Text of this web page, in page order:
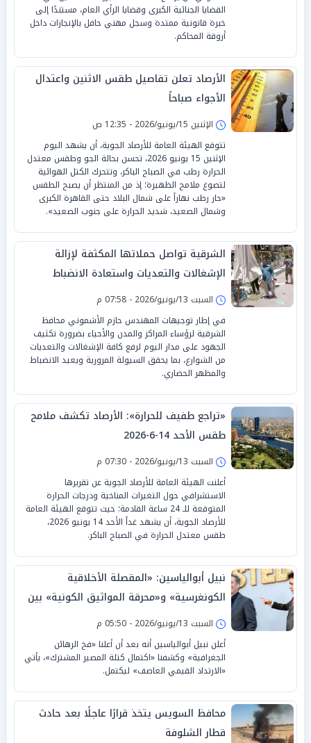
القضايا الجنائية الكبرى وقضايا الرأي العام، مستندًا إلى
خبرة قانونية ممتدة وسجل مهني حافل بالإنجازات داخل
أروقة المحاكم.
الأرصاد تعلن تفاصيل طقس الاثنين واعتدال
الأجواء صباحاً
الإثنين 15/يونيو/2026 - 12:35 ص
تتوقع الهيئة العامة للأرصاد الجوية، أن يشهد اليوم
الإثنين 15 يونيو 2026، تحسن بحالة الجو وطقس معتدل
الحرارة رطب في الصباح الباكر، وتتحرك الكتل الهوائية
لتصوغ ملامح الظهيرة؛ إذ من المنتظر أن يصبح الطقس
«حار رطب نهاراً على شمال البلاد حتى القاهرة الكبرى
وشمال الصعيد، شديد الحرارة على جنوب الصعيد».
الشرقية تواصل حملاتها المكثفة لإزالة
الإشغالات والتعديات واستعادة الانضباط
بالشوارع
السبت 13/يونيو/2026 - 07:58 م
في إطار توجيهات المهندس حازم الأشموني محافظ
الشرقية لرؤساء المراكز والمدن والأحياء بضرورة تكثيف
الجهود على مدار اليوم لرفع كافة الإشغالات والتعديات
من الشوارع، بما يحقق السيولة المرورية ويعيد الانضباط
والمظهر الحضاري.
«تراجع طفيف للحرارة»: الأرصاد تكشف ملامح
طقس الأحد 14-6-2026
السبت 13/يونيو/2026 - 07:30 م
أعلنت الهيئة العامة للأرصاد الجوية عن تقريرها
الاستشرافي حول التغيرات المناخية ودرجات الحرارة
المتوقعة للـ 24 ساعة القادمة؛ حيث تتوقع الهيئة العامة
للأرصاد الجوية، أن يشهد غداً الأحد 14 يونيو 2026،
طقس معتدل الحرارة في الصباح الباكر.
نبيل أبوالياسين: «المقصلة الأخلاقية
الكونغرسية» و«محرقة المواثيق الكونية» بين
تشوية «الوساطة القطرية» «وكوميديا
الابستانية»
السبت 13/يونيو/2026 - 05:50 م
أعلن نبيل أبوالياسين أنه بعد أن أعلنا «فخ الرهائن
الجغرافية» وكشفنا «اكتمال كتلة المصير المشترك»، يأتي
«الارتداد القيمي العاصف» ليكتمل.
محافظ السويس يتخذ قرارًا عاجلًا بعد حادث
قطار الشلوفة